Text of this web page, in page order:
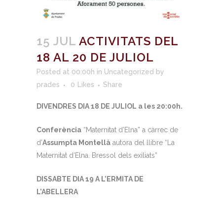
15 JUL ACTIVITATS DEL
18 AL 20 DE JULIOL
Posted at 00:00h in Uncategorized by
prades
0 Likes Share
DIVENDRES DIA 18 DE JULIOL a les 20:00h.
Conferència “Maternitat d’Elna” a càrrec de
d’Assumpta Montellà autora del llibre “La
Maternitat d’Elna. Bressol dels exiliats”
DISSABTE DIA 19 A L’ERMITA DE
L’ABELLERA